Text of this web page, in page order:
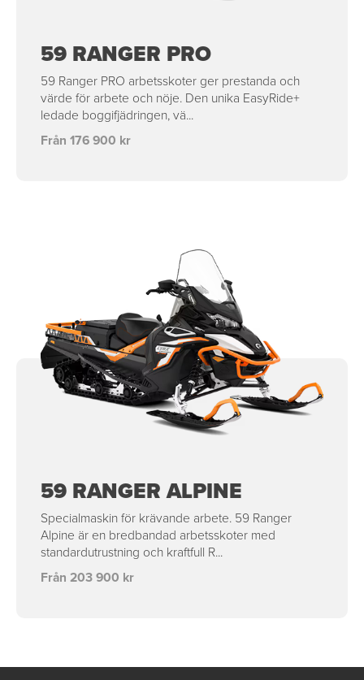
59 RANGER PRO
59 Ranger PRO arbetsskoter ger prestanda och
värde för arbete och nöje. Den unika EasyRide+
ledade boggifjädringen, vä...
Från 176 900 kr
59 RANGER ALPINE
Specialmaskin för krävande arbete. 59 Ranger
Alpine är en bredbandad arbetsskoter med
standardutrustning och kraftfull R...
Från 203 900 kr